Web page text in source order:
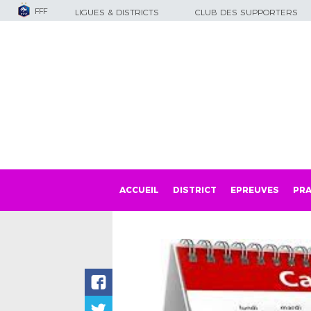
FFF LIGUES & DISTRICTS CLUB DES SUPPORTERS
ACCUEIL DISTRICT EPREUVES